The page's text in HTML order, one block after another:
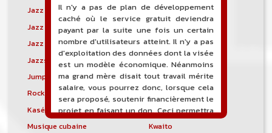
Jazz blues
Jazz modal
Jazz Nouvelle-Orléans
Jazz punk
Jazz vocal
Jazz-funk
Jazzstep
Jersey club
Jump blues
Jump-up
Rock canadien
Kansas City blues
Kasékò
Kizomba
Musique cubaine
Kwaito
Il n'y a pas de plan de développement
caché où le service gratuit deviendra
payant par la suite une fois un certain
nombre d'utilisateurs atteint. Il n'y a pas
d'exploitation des données dont la visée
est un modèle économique. Néanmoins
ma grand mère disait tout travail mérite
salaire, vous pourrez donc, lorsque cela
sera proposé, soutenir financièrement le
projet en faisant un don. Ceci permettra
de financer l'hébergement, le nom de